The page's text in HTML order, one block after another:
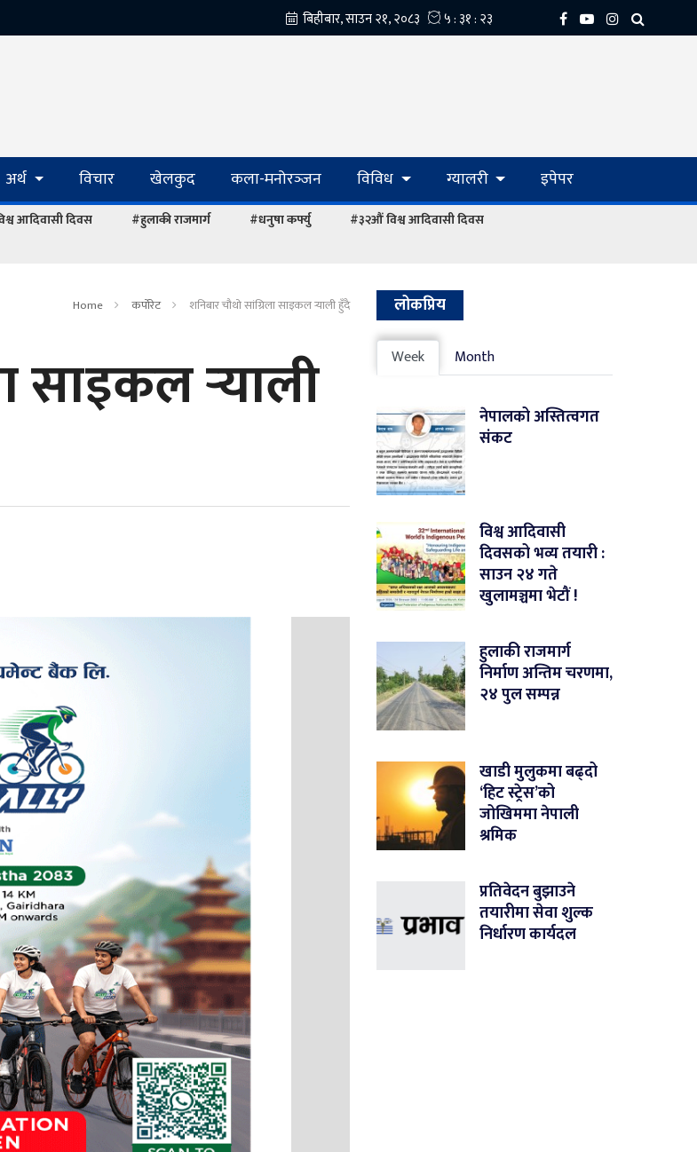
अर्थ विचार खेलकुद कला-मनोरञ्‍जन विविध ग्यालरी इपेपर
आदिवासी दिवस #हुलाकी राजमार्ग #धनुषा कर्फ्यु
#३२औं विश्व आदिवासी दिवस
Home कर्पोरेट शनिबार चौथो सांग्रिला साइकल र्‍याली हुँदै
साइकल र्‍याली
लोकप्रिय
Week Month
नेपालको अस्तित्वगत
संकट
विश्व आदिवासी
दिवसको भव्य तयारी :
साउन २४ गते
खुलामञ्चमा भेटौं !
हुलाकी राजमार्ग
निर्माण अन्तिम चरणमा,
२४ पुल सम्पन्न
खाडी मुलुकमा बढ्दो
‘हिट स्ट्रेस’को
जोखिममा नेपाली
श्रमिक
प्रतिवेदन बुझाउने
तयारीमा सेवा शुल्क
निर्धारण कार्यदल